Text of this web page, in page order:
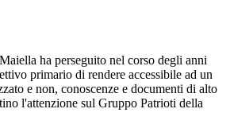
ha perseguito nel corso degli anni
primario di rendere accessibile ad un
e non, conoscenze e documenti di alto
l'attenzione sul Gruppo Patrioti della